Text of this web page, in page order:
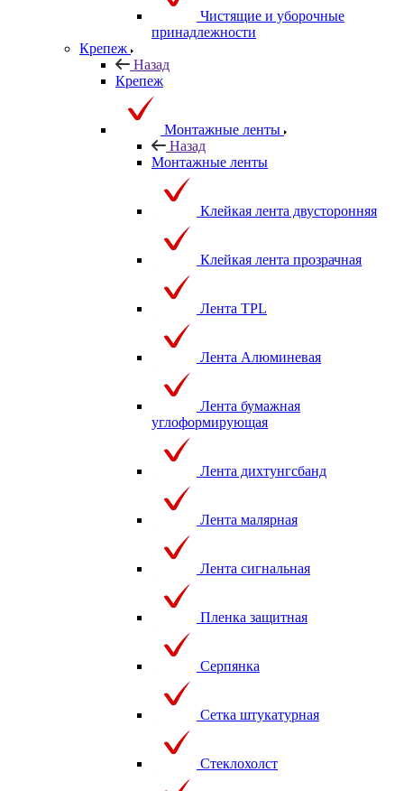
Чистящие и уборочные
принадлежности
Крепеж
Назад
Крепеж
Монтажные ленты
Назад
Монтажные ленты
Клейкая лента двусторонняя
Клейкая лента прозрачная
Лента TPL
Лента Алюминевая
Лента бумажная
углоформирующая
Лента дихтунгсбанд
Лента малярная
Лента сигнальная
Пленка защитная
Серпянка
Сетка штукатурная
Стеклохолст